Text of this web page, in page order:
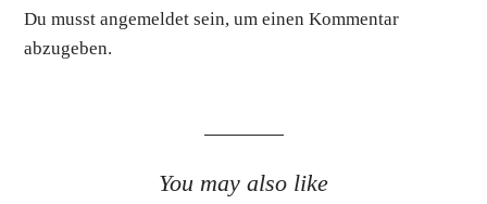
Du musstangemeldet sein, um einen Kommentar
abzugeben.
You may also like